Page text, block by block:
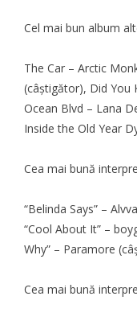
Cel mai bun album
The Car – Arctic
(câştigător), Did You
Ocean Blvd – Lana
Inside the Old Year
Cea mai bună
“Belinda Says” –
“Cool About It” –
Why” – Paramore
Cea mai bună